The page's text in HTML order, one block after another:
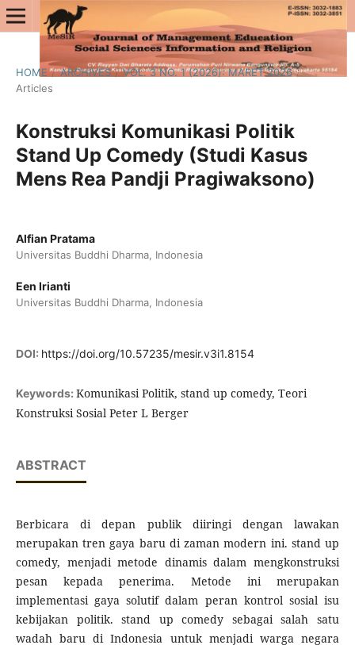
HOME / ARCHIVES / VOL. 3 NO. 1 (2026): MARET 2026 /
Articles
Konstruksi Komunikasi Politik
Stand Up Comedy (Studi Kasus
Mens Rea Pandji Pragiwaksono)
Alfian Pratama
Universitas Buddhi Dharma, Indonesia
Een Irianti
Universitas Buddhi Dharma, Indonesia
DOI: https://doi.org/10.57235/mesir.v3i1.8154
Keywords: Komunikasi Politik, stand up comedy, Teori
Konstruksi Sosial Peter L Berger
ABSTRACT
Berbicara di depan publik diiringi dengan lawakan
merupakan tren gaya baru di zaman modern ini. stand up
comedy, menjadi metode dinamis dalam mengkonstruksi
pesan kepada penerima. Metode ini merupakan
implementasi gaya solutif dalam peran kontrol sosial isu
kebijakan politik. stand up comedy sebagai salah satu
wadah baru di Indonesia untuk menjadi warga negara